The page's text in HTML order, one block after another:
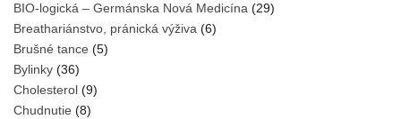
BIO-logická – Germánska Nová Medicína (29)
Breathariánstvo, pránická výživa (6)
Brušné tance (5)
Bylinky (36)
Cholesterol (9)
Chudnutie (8)